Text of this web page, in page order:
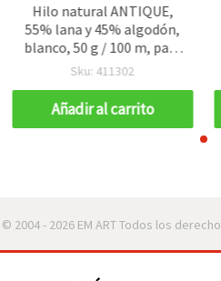
Hilo natural ANTIQUE,
55% lana y 45% algodón,
blanco, 50 g / 100 m, para
tejer, ganchillo y
Sku: 411302
Añadir al carrito
© 2004 - 2026 EM ART Todos los